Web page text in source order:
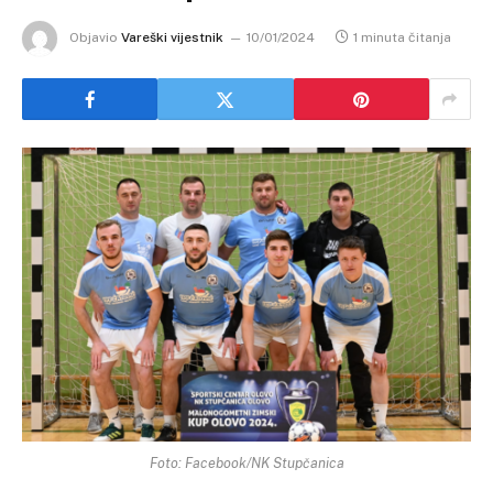
Objavio Vareški vijestnik 10/01/2024 1 minuta čitanja
Foto: Facebook/NK Stupčanica